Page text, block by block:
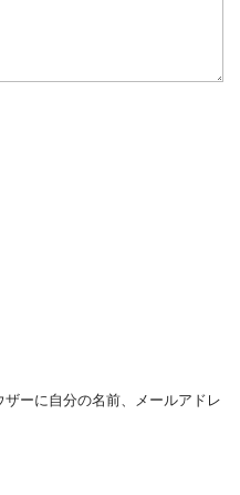
ーに自分の名前、メールアドレ